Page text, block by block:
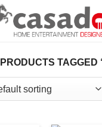
PRODUCTS TAGGED